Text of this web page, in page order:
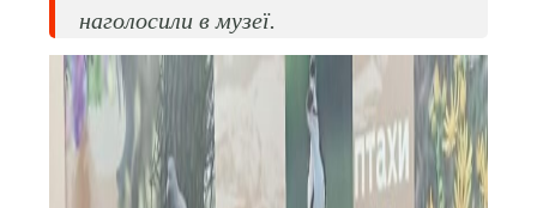
наголосили в музеї.